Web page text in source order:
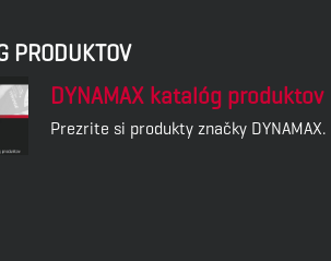
PRODUKTOV
DYNAMAX katalóg produktov
Prezrite si produkty značky DYNAMAX.